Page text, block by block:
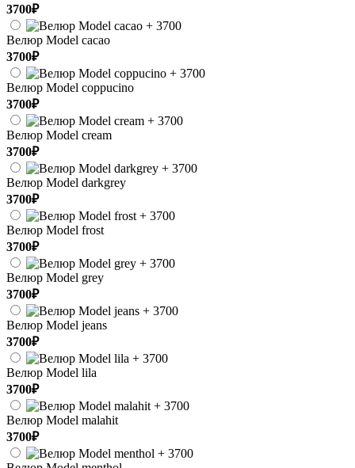
3700₽
Велюр Model cacao
3700₽
Велюр Model coppucino
3700₽
Велюр Model cream
3700₽
Велюр Model darkgrey
3700₽
Велюр Model frost
3700₽
Велюр Model grey
3700₽
Велюр Model jeans
3700₽
Велюр Model lila
3700₽
Велюр Model malahit
3700₽